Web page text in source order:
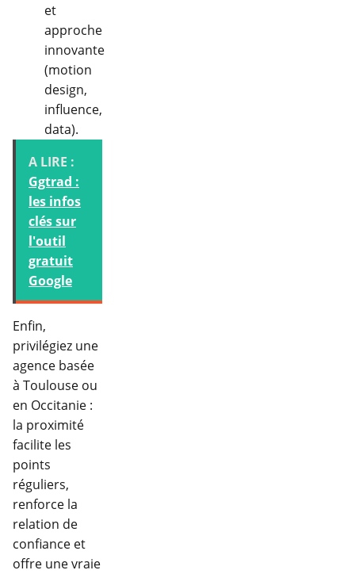
et
approche
innovante
(motion
design,
influence,
data).
A LIRE :
Ggtrad :
les infos
clés sur
l'outil
gratuit
Google
Enfin,
privilégiez une
agence basée
à Toulouse ou
en Occitanie :
la proximité
facilite les
points
réguliers,
renforce la
relation de
confiance et
offre une vraie